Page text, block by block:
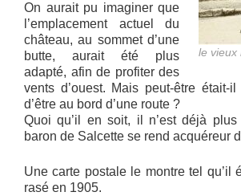
le vieux
On aurait pu imaginer que
l’emplacement actuel du
château, au sommet d’une
butte, aurait été plus
adapté, afin de profiter des
vents d’ouest. Mais peut-être était-
d’être au bord d’une route ?
Quoi qu’il en soit, il n’est déjà
baron de Salcette se rend acquéreur
Une carte postale le montre tel qu’il
rasé en 1905.